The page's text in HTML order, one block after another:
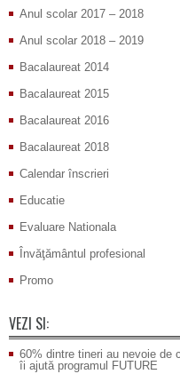
Anul scolar 2017 – 2018
Anul scolar 2018 – 2019
Bacalaureat 2014
Bacalaureat 2015
Bacalaureat 2016
Bacalaureat 2018
Calendar înscrieri
Educatie
Evaluare Nationala
Învăţământul profesional
Promo
VEZI SI:
60% dintre tineri au nevoie de
îi ajută programul FUTURE